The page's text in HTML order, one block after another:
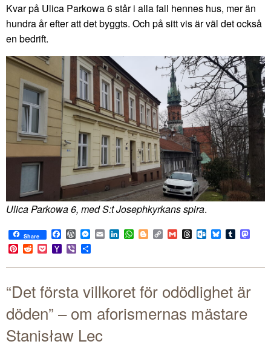
Kvar på Ulica Parkowa 6 står i alla fall hennes hus, mer än
hundra år efter att det byggts. Och på sitt vis är väl det också
en bedrift.
Ulica Parkowa 6, med S:t Josephkyrkans spira.
Share Facebook
WordPress
Messenger
EmailLinkedIn
WhatsApp
BloggerCopy
Link
GmailThreadsOutlook.com
BlueskyTumblr
Pinterest
RedditPocketYahoo
Mail
Viber
“Det första villkoret för odödlighet är
döden” – om aforismernas mästare
Stanisław Lec